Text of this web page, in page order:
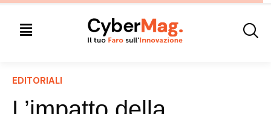
EDITORIALI